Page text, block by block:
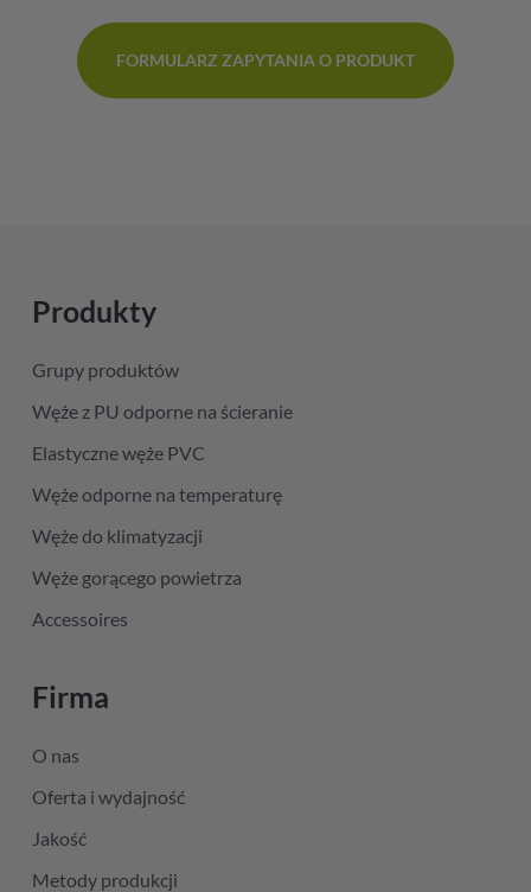
FORMULARZ ZAPYTANIA O PRODUKT
Produkty
Grupy produktów
Węże z PU odporne na ścieranie
Elastyczne węże PVC
Węże odporne na temperaturę
Węże do klimatyzacji
Węże gorącego powietrza
Accessoires
Firma
O nas
Oferta i wydajność
Jakość
Metody produkcji